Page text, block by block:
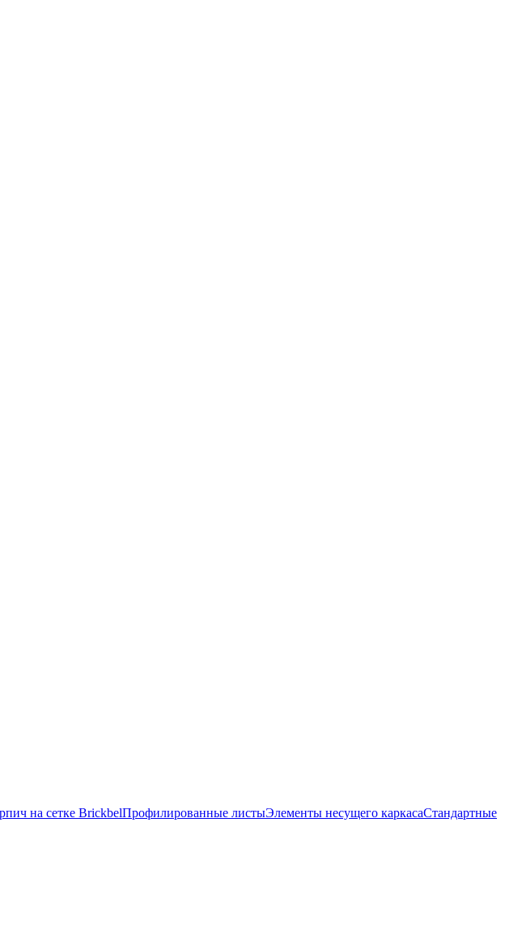
на сетке BrickbelПрофилированные листыЭлементы несущего каркасаСтандартные